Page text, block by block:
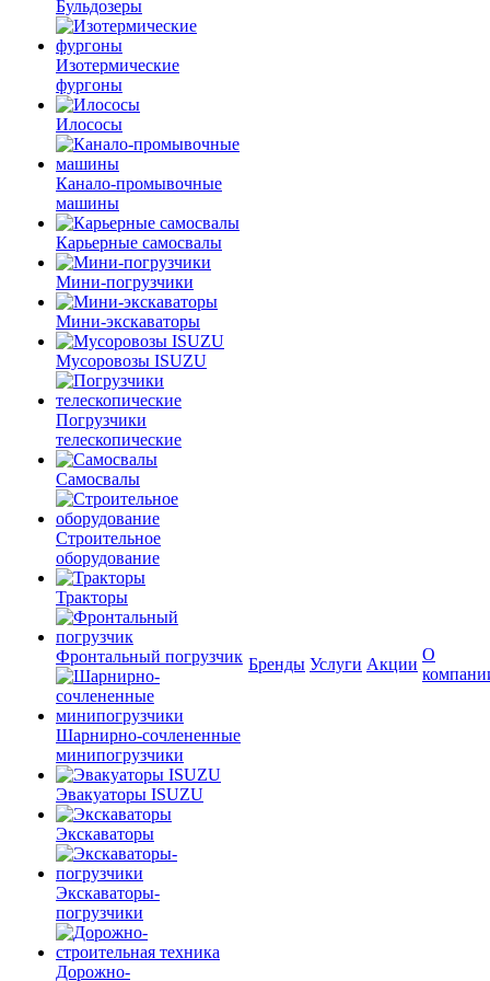
Бульдозеры
Изотермические
фургоны
Илососы
Канало-промывочные
машины
Карьерные самосвалы
Мини-погрузчики
Мини-экскаваторы
Мусоровозы ISUZU
Погрузчики
телескопические
Самосвалы
Строительное
оборудование
Тракторы
Фронтальный погрузчик
Шарнирно-сочлененные
минипогрузчики
Эвакуаторы ISUZU
Экскаваторы
Экскаваторы-
погрузчики
Дорожно-
Бренды Услуги Акции
О